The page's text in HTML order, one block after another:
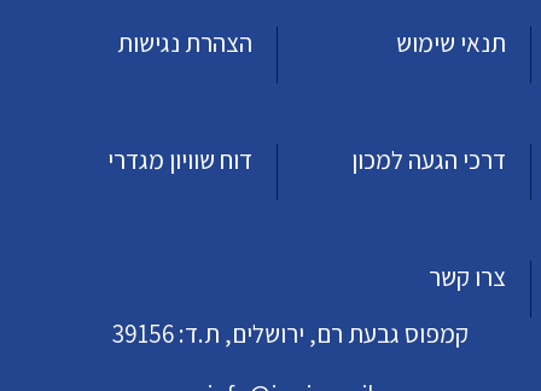
תנאי שימוש הצהרת נגישות
דרכי הגעה למכון דוח שוויון מגדרי
צרו קשר
קמפוס גבעת רם, ירושלים, ת.ד: 39156